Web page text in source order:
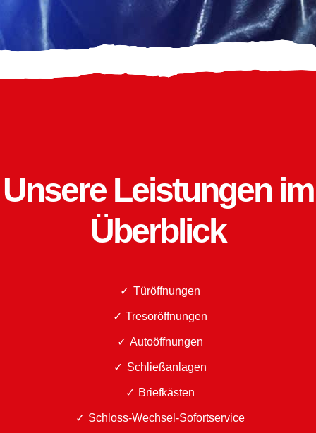
Unsere Leistungen im
Überblick
Türöffnungen
Tresoröffnungen
Autoöffnungen
Schließanlagen
Briefkästen
Schloss-Wechsel-Sofortservice